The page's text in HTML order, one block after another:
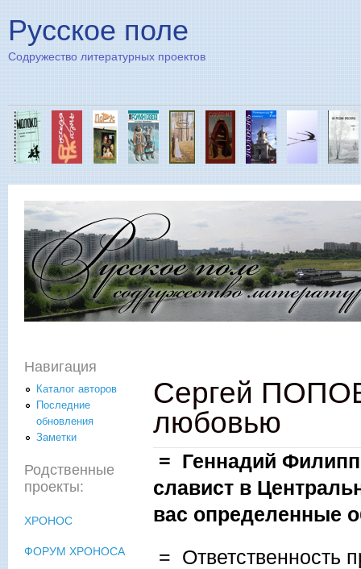
Русское поле
Содружество литературных проектов
Сергей
любовью
= Геннадий
славист в
вас определенные
= Ответственность
Навигация
Каталог авторов
Последние
обновления
Заметки
Родственные
проекты:
ХРОНОС
ФОРУМ ХРОНОСА